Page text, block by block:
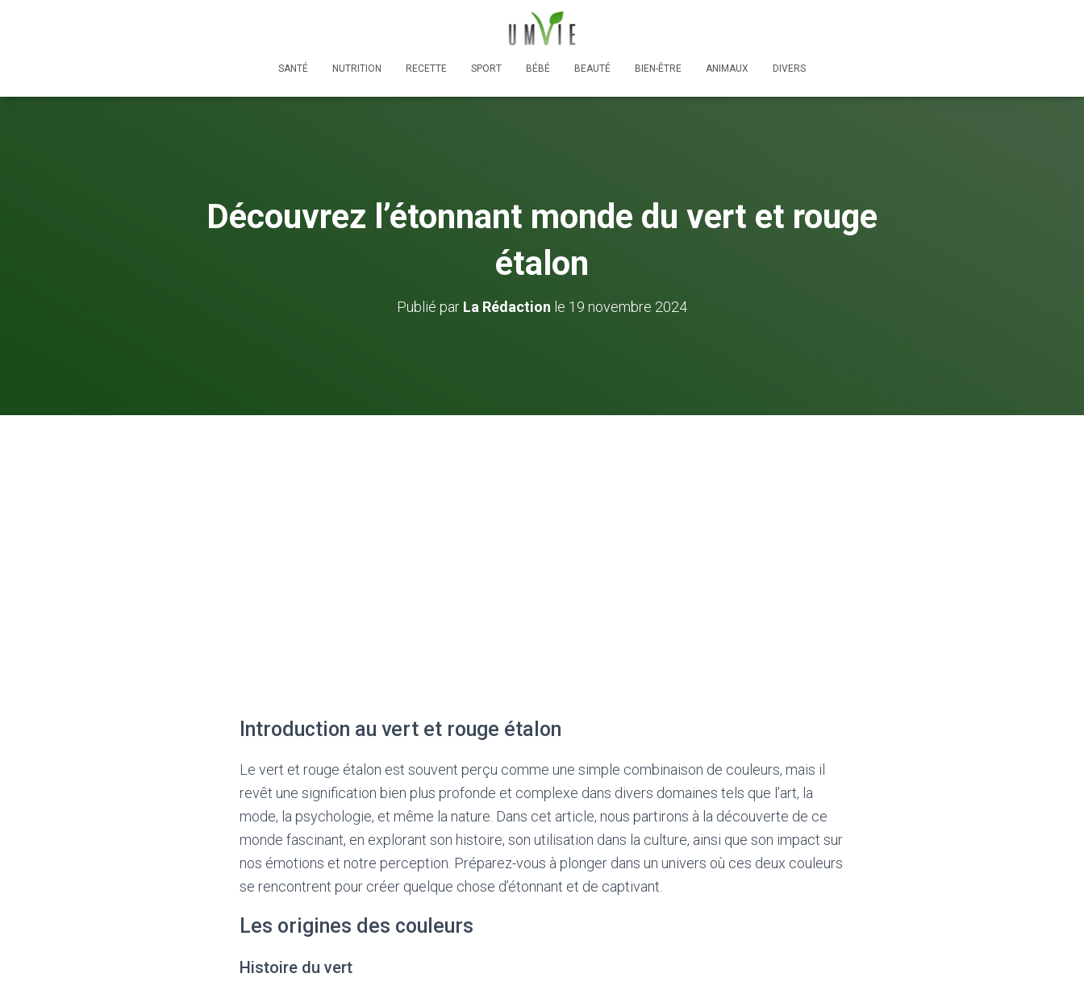
SANTÉ NUTRITION RECETTE SPORT BÉBÉ BEAUTÉ BIEN-ÊTRE ANIMAUX DIVERS
Découvrez l’étonnant monde du vert et rouge
étalon
Publié par La Rédaction le 19 novembre 2024
Introduction au vert et rouge étalon
Le vert et rouge étalon est souvent perçu comme une simple combinaison de couleurs, mais il
revêt une signification bien plus profonde et complexe dans divers domaines tels que l’art, la
mode, la psychologie, et même la nature. Dans cet article, nous partirons à la découverte de ce
monde fascinant, en explorant son histoire, son utilisation dans la culture, ainsi que son impact sur
nos émotions et notre perception. Préparez-vous à plonger dans un univers où ces deux couleurs
se rencontrent pour créer quelque chose d’étonnant et de captivant.
Les origines des couleurs
Histoire du vert